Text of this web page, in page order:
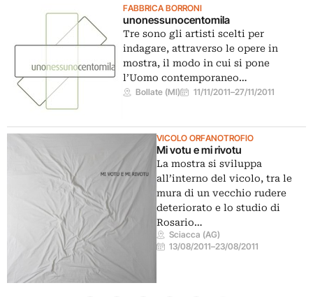
FABBRICA BORRONI
unonessunocentomila
Tre sono gli artisti scelti per
indagare, attraverso le opere in
mostra, il modo in cui si pone
l’Uomo contemporaneo…
Bollate (MI) 11/11/2011–27/11/2011
VICOLO ORFANOTROFIO
Mi votu e mi rivotu
La mostra si sviluppa
all’interno del vicolo, tra le
mura di un vecchio rudere
deteriorato e lo studio di
Rosario…
Sciacca (AG)
13/08/2011–23/08/2011